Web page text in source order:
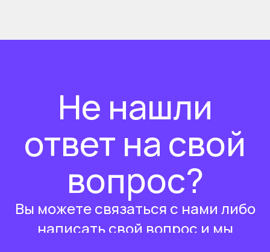
Не нашли
ответ на свой
вопрос?
Вы можете связаться с нами либо
написать свой вопрос и мы